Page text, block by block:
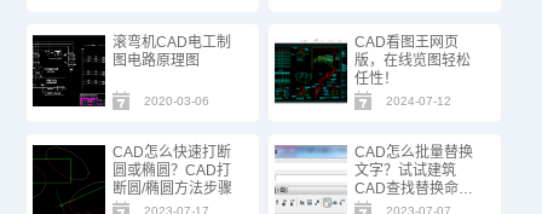
滚弯机CAD电工制
图电路原理图
2020-03-06
CAD看图王网页
版，在线览图轻松
任性！
2024-07-12
CAD怎么快速打断
圆或椭圆？CAD打
断圆/椭圆方法步骤
2023-07-17
CAD怎么批量替换
文字？试试建筑
CAD查找替换命
令！
2023-07-07